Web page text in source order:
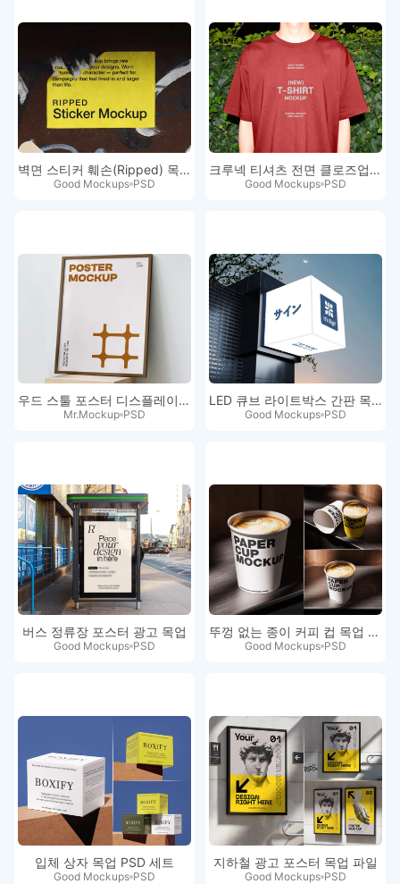
벽면 스티커 훼손(Ripped) 목업
Good Mockups PSD
크루넥 티셔츠 전면 클로즈업 목업
Good Mockups PSD
우드 스툴 포스터 디스플레이 목업
Mr.Mockup PSD
LED 큐브 라이트박스 간판 목업 PSD
Good Mockups PSD
버스 정류장 포스터 광고 목업
Good Mockups PSD
뚜껑 없는 종이 커피 컵 목업 세트
Good Mockups PSD
입체 상자 목업 PSD 세트
Good Mockups PSD
지하철 광고 포스터 목업 파일
Good Mockups PSD